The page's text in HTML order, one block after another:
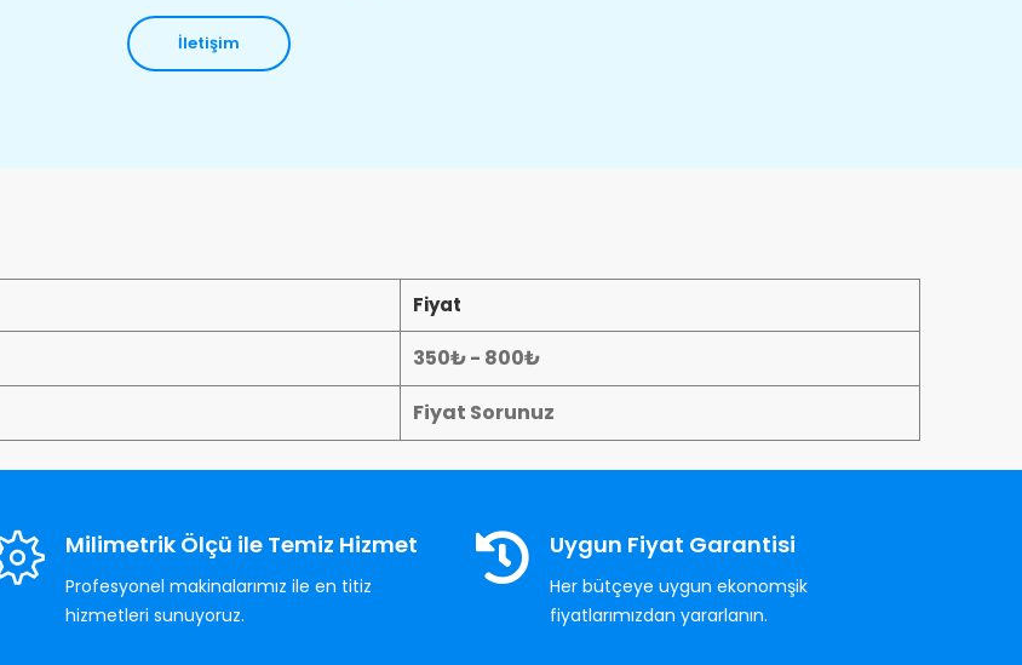
İletişim
Fiyat
350₺ - 800₺
Fiyat Sorunuz
Milimetrik Ölçü ile Temiz Hizmet
Profesyonel makinalarımız ile en titiz
hizmetleri sunuyoruz.
Uygun Fiyat Garantisi
Her bütçeye uygun ekonomşik
fiyatlarımızdan yararlanın.